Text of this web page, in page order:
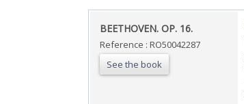
‎BEETHOVEN. OP. 16.‎
Reference : RO50042287
See the book